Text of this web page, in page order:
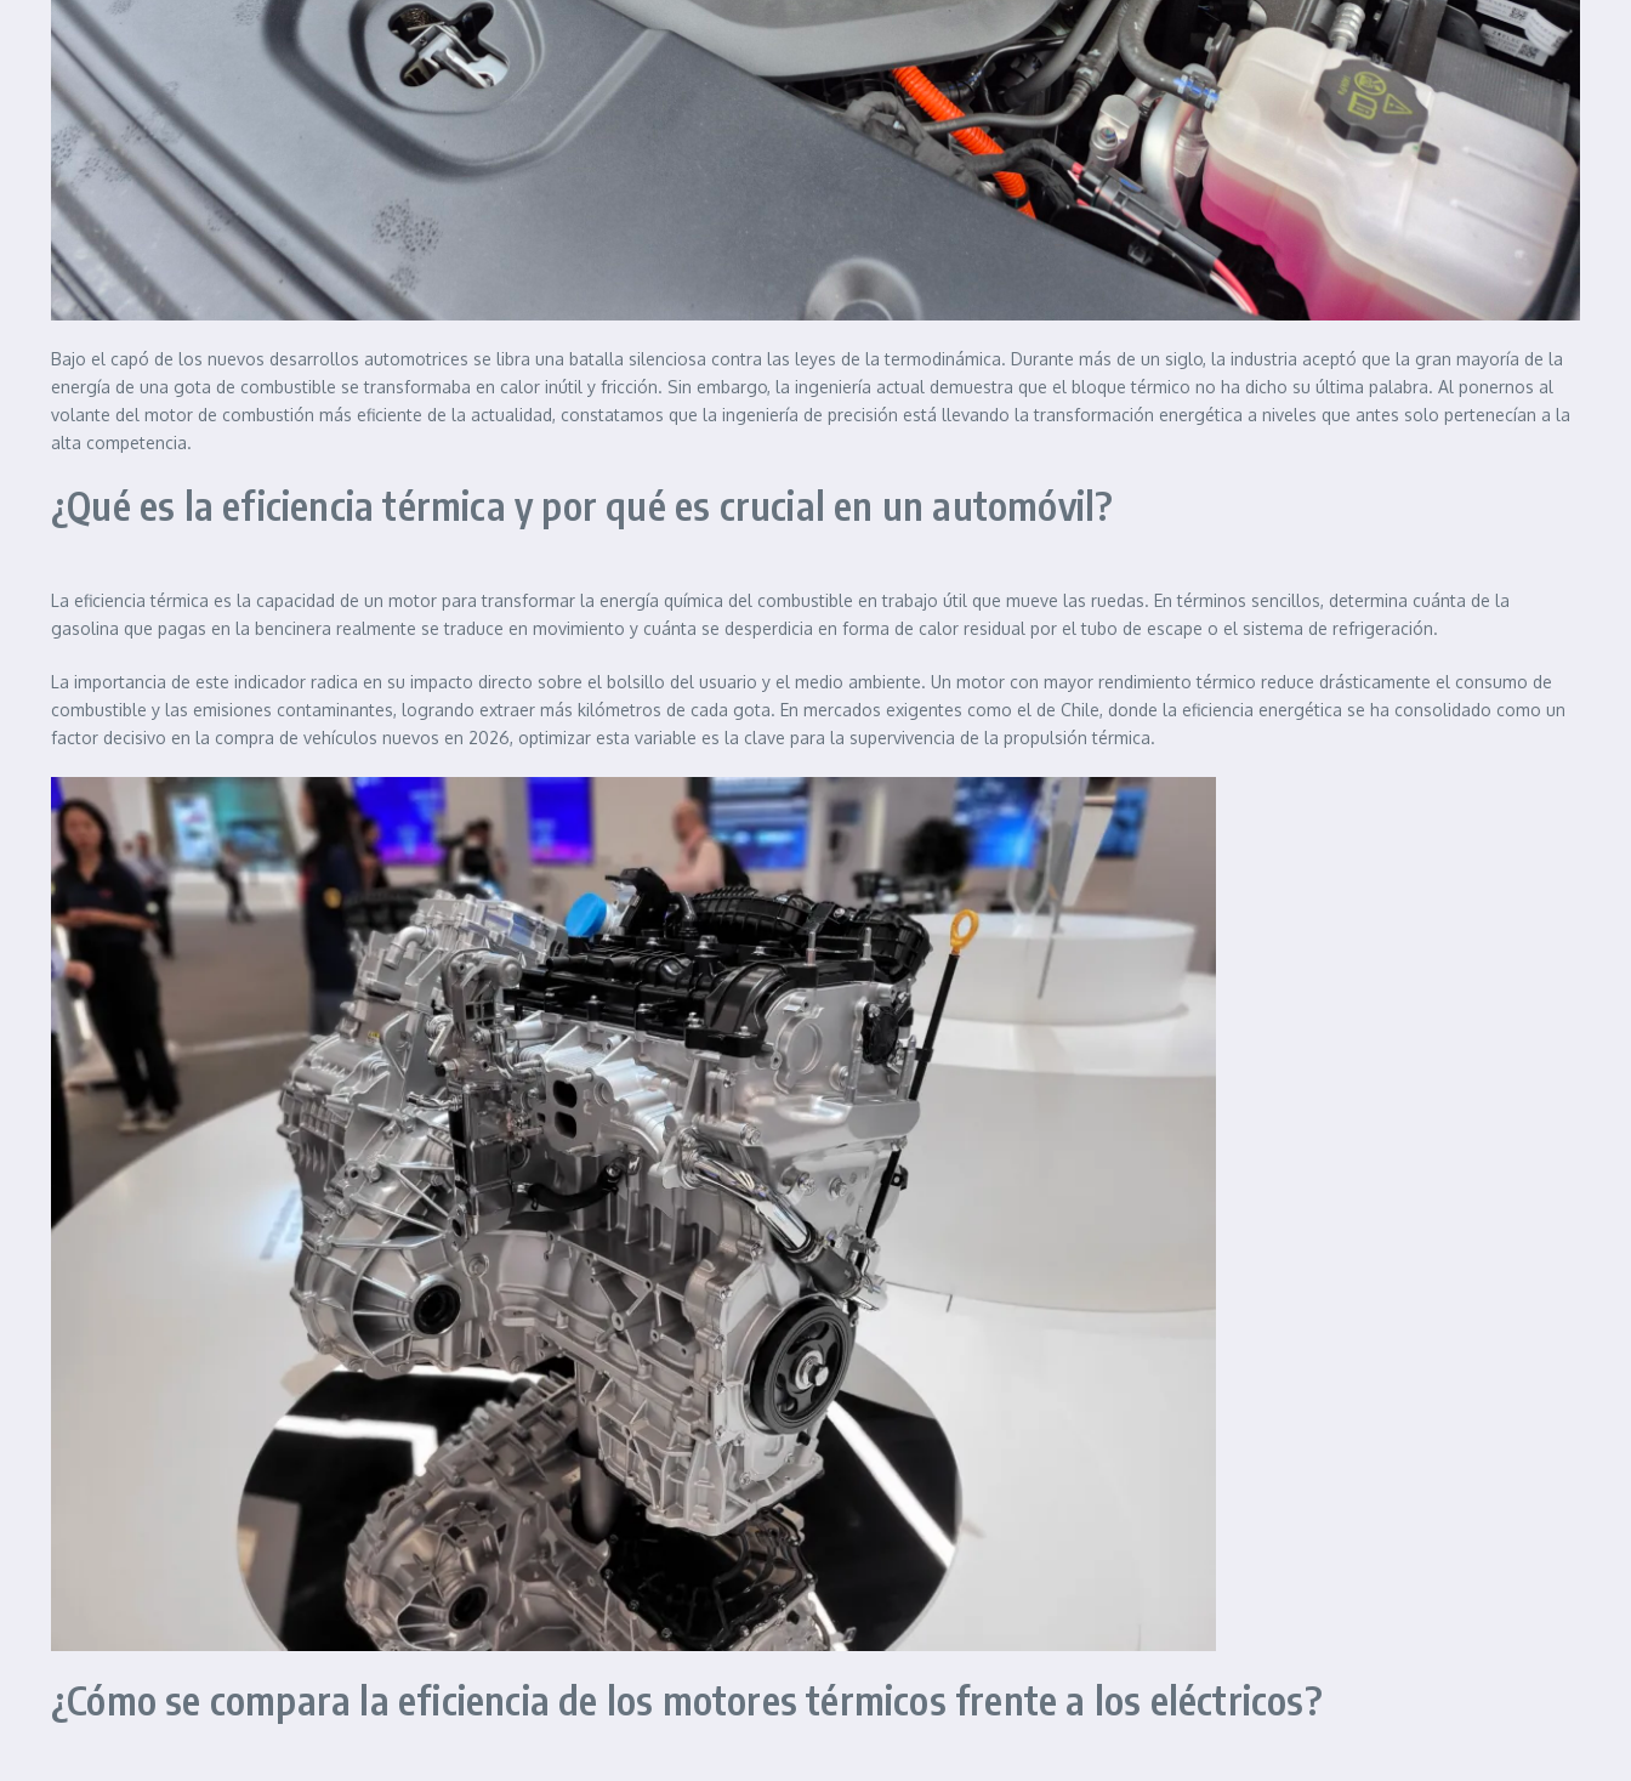
Bajo el capó de los nuevos desarrollos automotrices se libra una batalla silenciosa contra las leyes de la termodinámica. Durante más de un siglo, la industria aceptó que la gran mayoría de la
energía de una gota de combustible se transformaba en calor inútil y fricción. Sin embargo, la ingeniería actual demuestra que el bloque térmico no ha dicho su última palabra. Al ponernos al
volante del motor de combustión más eficiente de la actualidad, constatamos que la ingeniería de precisión está llevando la transformación energética a niveles que antes solo pertenecían a la
alta competencia.
¿Qué es la eficiencia térmica y por qué es crucial en un automóvil?
La eficiencia térmica es la capacidad de un motor para transformar la energía química del combustible en trabajo útil que mueve las ruedas. En términos sencillos, determina cuánta de la
gasolina que pagas en la bencinera realmente se traduce en movimiento y cuánta se desperdicia en forma de calor residual por el tubo de escape o el sistema de refrigeración.
La importancia de este indicador radica en su impacto directo sobre el bolsillo del usuario y el medio ambiente. Un motor con mayor rendimiento térmico reduce drásticamente el consumo de
combustible y las emisiones contaminantes, logrando extraer más kilómetros de cada gota. En mercados exigentes como el de Chile, donde la eficiencia energética se ha consolidado como un
factor decisivo en la compra de vehículos nuevos en 2026, optimizar esta variable es la clave para la supervivencia de la propulsión térmica.
¿Cómo se compara la eficiencia de los motores térmicos frente a los eléctricos?